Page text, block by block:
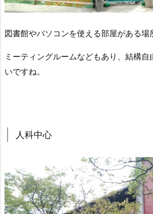
図書館やパソコンを使える部屋がある場
ミーティングルームなどもあり、結構自
いですね。
人科中心